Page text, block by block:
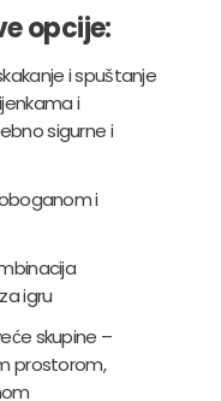
opcije:
i spuštanje
i
sigurne i
i
igru
skupine –
prostorom,